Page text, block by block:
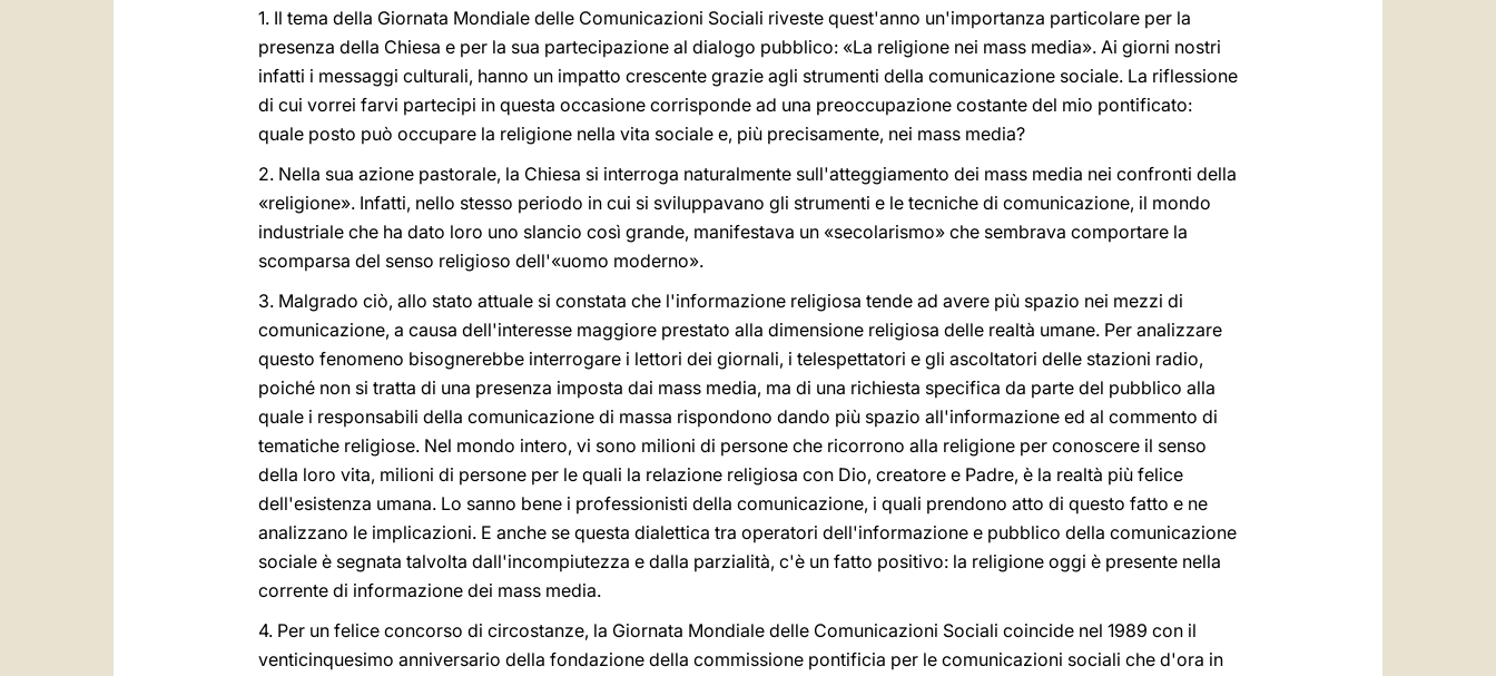
1. Il tema della Giornata Mondiale delle Comunicazioni Sociali riveste quest'anno un'importanza particolare per la
presenza della Chiesa e per la sua partecipazione al dialogo pubblico: «La religione nei mass media». Ai giorni nostri
infatti i messaggi culturali, hanno un impatto crescente grazie agli strumenti della comunicazione sociale. La riflessione
di cui vorrei farvi partecipi in questa occasione corrisponde ad una preoccupazione costante del mio pontificato:
quale posto può occupare la religione nella vita sociale e, più precisamente, nei mass media?
2. Nella sua azione pastorale, la Chiesa si interroga naturalmente sull'atteggiamento dei mass media nei confronti della
«religione». Infatti, nello stesso periodo in cui si sviluppavano gli strumenti e le tecniche di comunicazione, il mondo
industriale che ha dato loro uno slancio così grande, manifestava un «secolarismo» che sembrava comportare la
scomparsa del senso religioso dell'«uomo moderno».
3. Malgrado ciò, allo stato attuale si constata che l'informazione religiosa tende ad avere più spazio nei mezzi di
comunicazione, a causa dell'interesse maggiore prestato alla dimensione religiosa delle realtà umane. Per analizzare
questo fenomeno bisognerebbe interrogare i lettori dei giornali, i telespettatori e gli ascoltatori delle stazioni radio,
poiché non si tratta di una presenza imposta dai mass media, ma di una richiesta specifica da parte del pubblico alla
quale i responsabili della comunicazione di massa rispondono dando più spazio all'informazione ed al commento di
tematiche religiose. Nel mondo intero, vi sono milioni di persone che ricorrono alla religione per conoscere il senso
della loro vita, milioni di persone per le quali la relazione religiosa con Dio, creatore e Padre, è la realtà più felice
dell'esistenza umana. Lo sanno bene i professionisti della comunicazione, i quali prendono atto di questo fatto e ne
analizzano le implicazioni. E anche se questa dialettica tra operatori dell'informazione e pubblico della comunicazione
sociale è segnata talvolta dall'incompiutezza e dalla parzialità, c'è un fatto positivo: la religione oggi è presente nella
corrente di informazione dei mass media.
4. Per un felice concorso di circostanze, la Giornata Mondiale delle Comunicazioni Sociali coincide nel 1989 con il
venticinquesimo anniversario della fondazione della commissione pontificia per le comunicazioni sociali che d'ora in